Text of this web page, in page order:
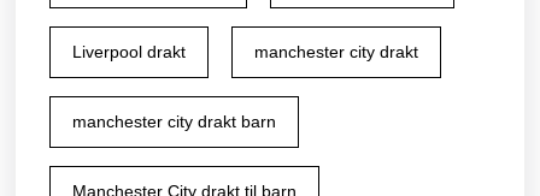
Liverpool drakt manchester city drakt
manchester city drakt barn
Manchester City drakt til barn